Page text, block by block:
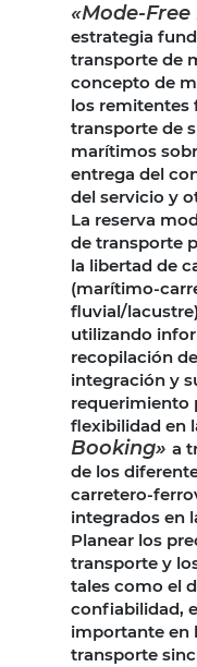
«Mode-
estrategia
transporte de
concepto de
los remitentes
transporte de
marítimos
entrega del
del servicio y
La reserva
de transporte
la libertad de
(marítimo-
fluvial/
utilizando
recopilación
integración y
requerimiento
flexibilidad en
Booking» a
de los
carretero-
integrados en
Planear los
transporte y
tales como el
confiabilidad,
importante en
transporte